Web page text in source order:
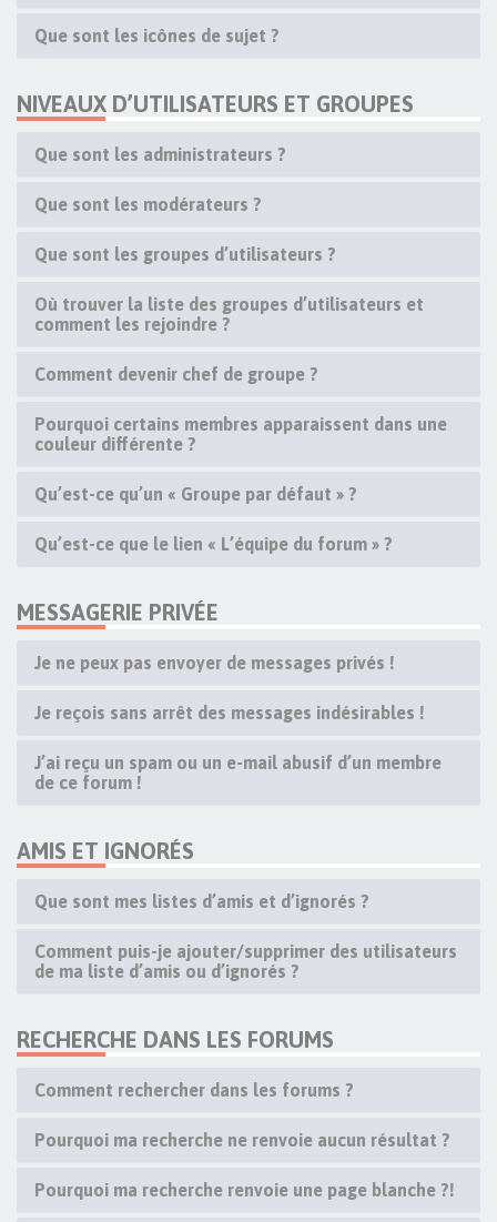
Que sont les icônes de sujet ?
NIVEAUX D’UTILISATEURS ET GROUPES
Que sont les administrateurs ?
Que sont les modérateurs ?
Que sont les groupes d’utilisateurs ?
Où trouver la liste des groupes d’utilisateurs et
comment les rejoindre ?
Comment devenir chef de groupe ?
Pourquoi certains membres apparaissent dans une
couleur différente ?
Qu’est-ce qu’un « Groupe par défaut » ?
Qu’est-ce que le lien « L’équipe du forum » ?
MESSAGERIE PRIVÉE
Je ne peux pas envoyer de messages privés !
Je reçois sans arrêt des messages indésirables !
J’ai reçu un spam ou un e-mail abusif d’un membre
de ce forum !
AMIS ET IGNORÉS
Que sont mes listes d’amis et d’ignorés ?
Comment puis-je ajouter/supprimer des utilisateurs
de ma liste d’amis ou d’ignorés ?
RECHERCHE DANS LES FORUMS
Comment rechercher dans les forums ?
Pourquoi ma recherche ne renvoie aucun résultat ?
Pourquoi ma recherche renvoie une page blanche ?!